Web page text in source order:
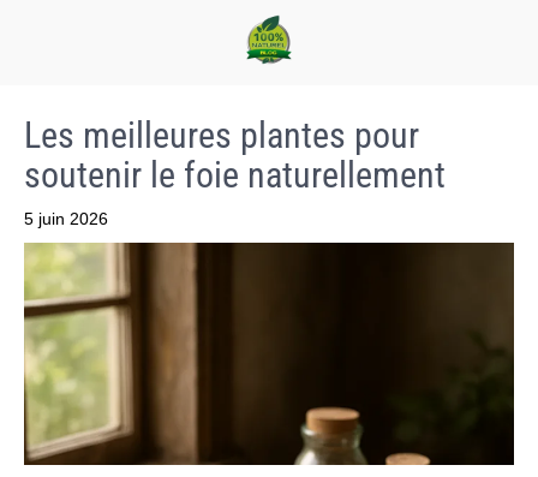
Les meilleures plantes pour
soutenir le foie naturellement
5 juin 2026